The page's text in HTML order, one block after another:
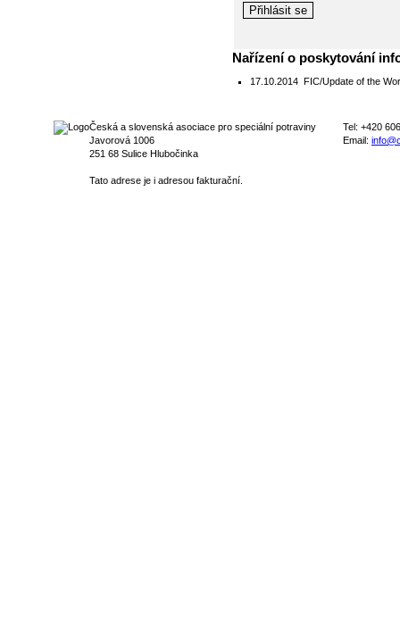
Nařízení o poskytování
17.10.2014 FIC/Update of the
Česká a slovenská asociace pro speciální potraviny
Javorová 1006
251 68 Sulice Hlubočinka
Tato adrese je i adresou fakturační.
Tel: +420
Email: